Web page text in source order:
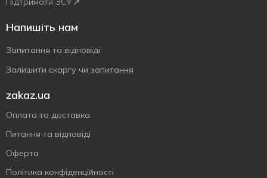
Напишіть нам
Запитання та відповіді
Залишити скаргу чи запитання
zakaz.ua
Оплата та доставка
Питання та відповіді
Оферта
Політика конфіденційності